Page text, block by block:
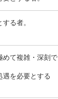
る者。
めて複雑・深刻で
遇を必要とする